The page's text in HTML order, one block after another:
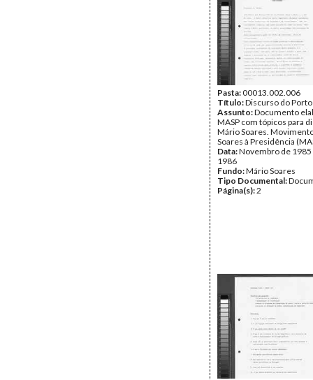
Pasta:00013.002.006
Título:Discurso do Porto
Assunto:Documento
MASP com tópicos para
Mário Soares.
Soares à Presidência
Data:Novembro de 1985
1986
Fundo:Mário Soares
Tipo Documental:
Página(s):2